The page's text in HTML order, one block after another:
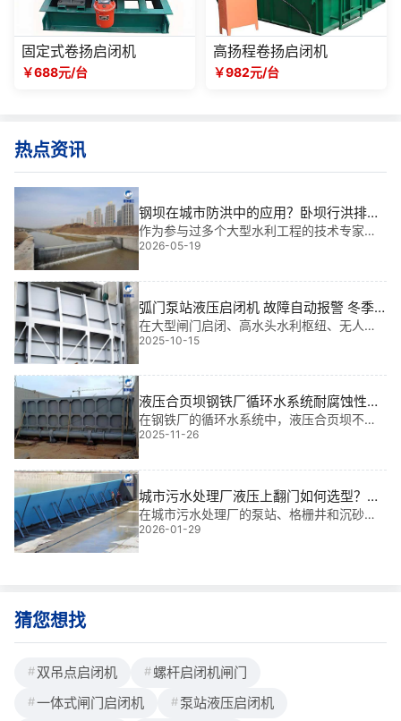
固定式卷扬启闭机
￥688元/台
高扬程卷扬启闭机
￥982元/台
热点资讯
钢坝在城市防洪中的应用？卧坝行洪排涝
的调度策略
作为参与过多个大型水利工程的技术专家，
我深知城市内涝治理中“挡”与“排”的矛盾**。
防洪中的应用及卧坝行洪排涝的调度策略，
确保方案既安全又**。
2026-05-19
弧门泵站液压启闭机 故障自动报警 冬季
防冻维护指导|智能守护每一道水门的“生
命线”
在大型闸门启闭、高水头水利枢纽、无人值
守电站和应急泄洪系统中，弧门泵站液压启
闭机是保障工程安全运行的核心设备。它不
仅承担着启闭重达数百吨弧门的重任，更需
在*端环境下稳定运行。我参与过多个大型项
目，
2025-10-15
液压合页坝钢铁厂循环水系统耐腐蚀性能
检测报告|匠心守护钢铁血脉的“防腐盾牌”
在钢铁厂的循环水系统中，液压合页坝不仅
是调节水流的关键设备，更是保障整个生产
链稳定运行的“生命线”。我参与过多个大型水
利项目，深知一套可靠的耐腐蚀系统对钢铁
厂可持续运营的重要性。**，我想分享一份
2025-11-26
城市污水处理厂液压上翻门如何选型？安
装与运行要点解析
在城市污水处理厂的泵站、格栅井和沉砂池
等关键节点，液压上翻门是保障水流可控、
防止倒灌的核心设备。我有多年水利工程金
2026-01-29
猜您想找
双吊点启闭机
螺杆启闭机闸门
一体式闸门启闭机
泵站液压启闭机